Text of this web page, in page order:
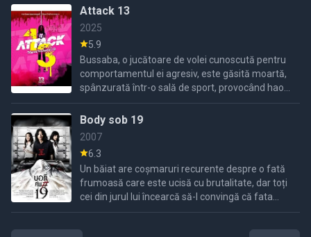
pierdute ar ...
Attack 13
2025
5.9
Bussaba, o jucătoare de volei cunoscută pentru
comportamentul ei agresiv, este găsită moartă,
spânzurată într-o sală de sport, provocând haos
și groază printre colegele ei.
Body sob 19
2007
6.3
Un băiat are coșmaruri recurente despre o fată
frumoasă care este ucisă cu brutalitate, dar toți
cei din jurul lui încearcă să-l convingă că fata
este doar o iluzie.